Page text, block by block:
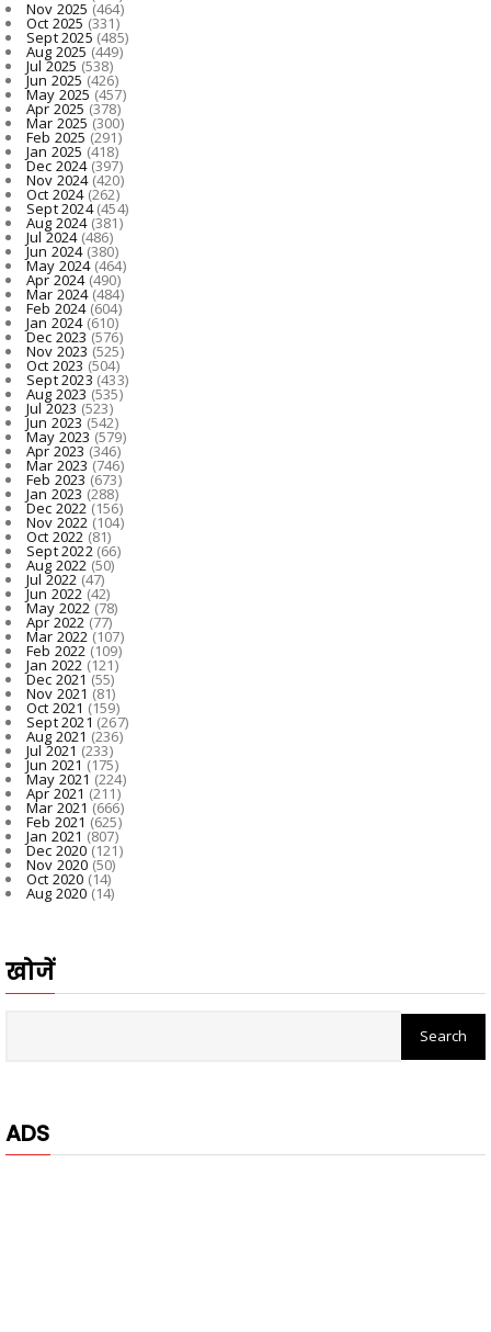
Nov 2025 (464)
Oct 2025 (331)
Sept 2025 (485)
Aug 2025 (449)
Jul 2025 (538)
Jun 2025(426)
May 2025(457)
Apr 2025 (378)
Mar 2025 (300)
Feb 2025 (291)
Jan 2025 (418)
Dec 2024(397)
Nov 2024(420)
Oct 2024(262)
Sept 2024(454)
Aug 2024(381)
Jul 2024(486)
Jun 2024(380)
May 2024(464)
Apr 2024(490)
Mar 2024(484)
Feb 2024(604)
Jan 2024(610)
Dec 2023(576)
Nov 2023 (525)
Oct 2023 (504)
Sept 2023 (433)
Aug 2023 (535)
Jul 2023 (523)
Jun 2023(542)
May 2023(579)
Apr 2023 (346)
Mar 2023 (746)
Feb 2023 (673)
Jan 2023 (288)
Dec 2022(156)
Nov 2022 (104)
Oct 2022 (81)
Sept 2022(66)
Aug 2022 (50)
Jul 2022 (47)
Jun 2022(42)
May 2022(78)
Apr 2022 (77)
Mar 2022(107)
Feb 2022 (109)
Jan 2022 (121)
Dec 2021 (55)
Nov 2021 (81)
Oct 2021 (159)
Sept 2021 (267)
Aug 2021 (236)
Jul 2021 (233)
Jun 2021(175)
May 2021(224)
Apr 2021 (211)
Mar 2021 (666)
Feb 2021 (625)
Jan 2021 (807)
Dec 2020(121)
Nov 2020 (50)
Oct 2020 (14)
Aug 2020(14)
खोजें
ADS